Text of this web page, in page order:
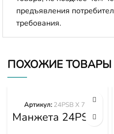
предъявления
требования.
ПОХОЖИЕ ТОВАРЫ
Манжета 24PSB
X 71″
Артикул: 24PSB X 71"